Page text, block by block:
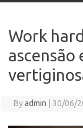
Work
ascensão
Byadmin 30/06/